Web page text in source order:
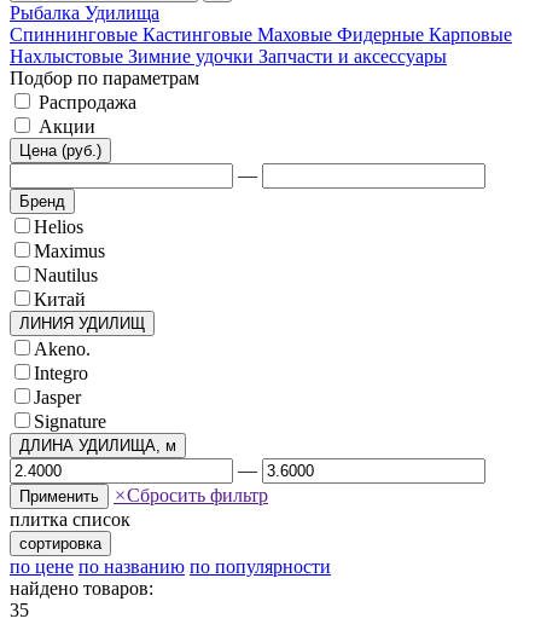
Рыбалка Удилища
Спиннинговые Кастинговые Маховые Фидерные Карповые
Нахлыстовые Зимние удочки Запчасти и аксессуары
Подбор по параметрам
Распродажа
Акции
Цена (руб.)
—
Бренд
Helios
Maximus
Nautilus
Китай
ЛИНИЯ УДИЛИЩ
Akeno.
Integro
Jasper
Signature
ДЛИНА УДИЛИЩА, м
—
Применить ×Сбросить фильтр
плитка список
сортировка
по цене по названию по популярности
найдено товаров:
35